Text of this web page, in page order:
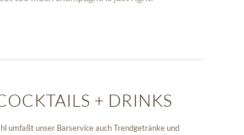
+ DRINKS
umfaßt unser Barservice auch Trendgetränke und